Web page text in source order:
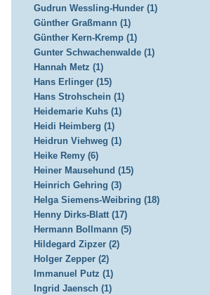
Gudrun Wessling-Hunder (1)
Günther Graßmann (1)
Günther Kern-Kremp (1)
Gunter Schwachenwalde (1)
Hannah Metz (1)
Hans Erlinger (15)
Hans Strohschein (1)
Heidemarie Kuhs (1)
Heidi Heimberg (1)
Heidrun Viehweg (1)
Heike Remy (6)
Heiner Mausehund (15)
Heinrich Gehring (3)
Helga Siemens-Weibring (18)
Henny Dirks-Blatt (17)
Hermann Bollmann (5)
Hildegard Zipzer (2)
Holger Zepper (2)
Immanuel Putz (1)
Ingrid Jaensch (1)